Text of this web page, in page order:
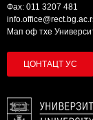
Фаx: 011 3207 481
Мап оф тхе
ЦОНТАЦТ УС